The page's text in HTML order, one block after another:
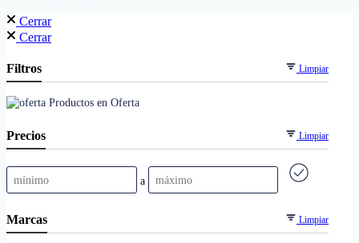
Cerrar
Cerrar
Filtros Limpiar
Productos en Oferta
Precios Limpiar
a
Marcas Limpiar